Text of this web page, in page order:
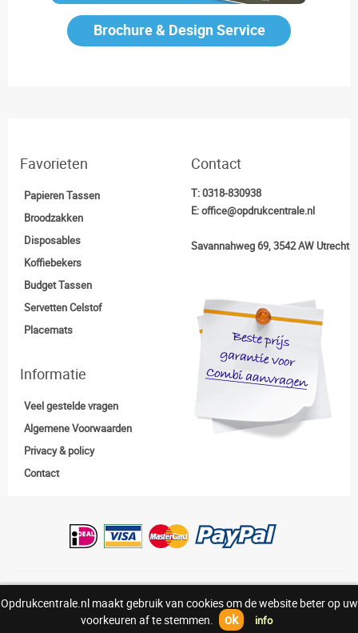
Opdrukcentrale.nl maakt gebruik van cookies om de website beter op uw
voorkeuren af te stemmen.
ok info
Brochure & Design Service
Favorieten
Papieren Tassen
Broodzakken
Disposables
Koffiebekers
Budget Tassen
Servetten Celstof
Placemats
Contact
T:0318-830938
E:office@opdrukcentrale.nl
Savannahweg 69, 3542 AW Utrecht
Informatie
Veel gestelde vragen
Algemene Voorwaarden
Privacy & policy
Contact
Copyright:© Opdrukcentrale.nl |0318-830938
Above